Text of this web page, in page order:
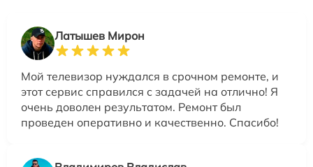
Латышев Мирон
Мой телевизор нуждался в срочном ремонте, и
этот сервис справился с задачей на отлично! Я
очень доволен результатом. Ремонт был
проведен оперативно и качественно. Спасибо!